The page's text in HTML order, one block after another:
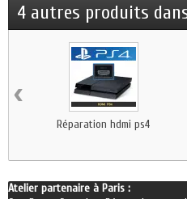
4 autres produits
Réparation hdmi ps4
‹
Atelier partenaire à Paris :